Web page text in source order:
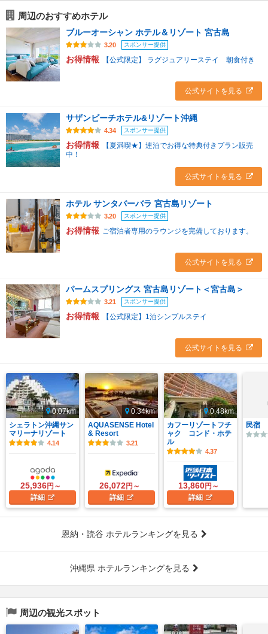
周辺のおすすめホテル
ブルーオーシャン ホテル＆リゾート 宮古島
3.20 スポンサー提供
お得情報 【公式限定】 ラグジュアリーステイ 朝食付き
公式サイトを見る
サザンビーチホテル&リゾート沖縄
4.34 スポンサー提供
お得情報
【夏満喫★】連泊でお得な特典付きプラン販売
中！
公式サイトを見る
ホテル サンタバーバラ 宮古島リゾート
3.20 スポンサー提供
お得情報 ご宿泊者専用のラウンジを完備しております。
公式サイトを見る
パームスプリングス 宮古島リゾート＜宮古島＞
3.21 スポンサー提供
お得情報 【公式限定】1泊シンプルステイ
公式サイトを見る
0.07km
シェラトン沖縄サン
マリーナリゾート
4.14
25,936円～
詳細
0.34km
AQUASENSE Hotel
& Resort
3.21
26,072円～
詳細
0.48km
カフーリゾートフチ
ャク コンド・ホテ
ル
4.37
13,860円～
詳細
民宿
恩納・読谷 ホテルランキングを見る
沖縄県 ホテルランキングを見る
周辺の観光スポット